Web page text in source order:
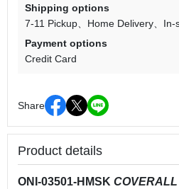
Shipping options
7-11 Pickup
Home Delivery
In-
Payment options
Credit Card
Share
Product details
ONI-03501-HMSK